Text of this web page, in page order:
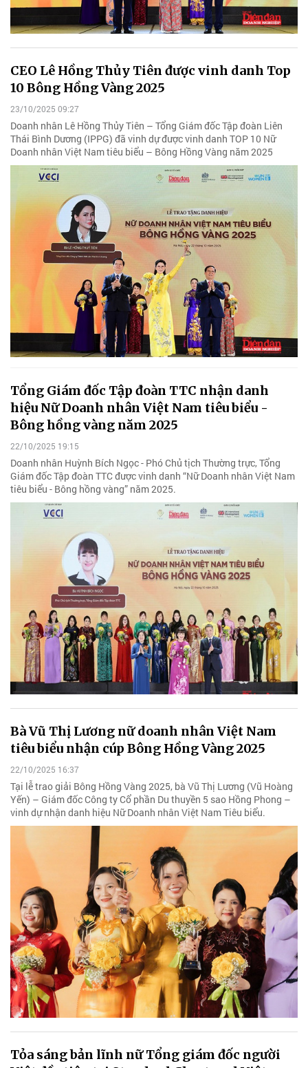
CEO Lê Hồng Thủy Tiên được vinh danh Top
10 Bông Hồng Vàng 2025
23/10/2025 09:27
Doanh nhân Lê Hồng Thủy Tiên – Tổng Giám đốc Tập đoàn Liên
Thái Bình Dương (IPPG) đã vinh dự được vinh danh TOP 10 Nữ
Doanh nhân Việt Nam tiêu biểu – Bông Hồng Vàng năm 2025
Tổng Giám đốc Tập đoàn TTC nhận danh
hiệu Nữ Doanh nhân Việt Nam tiêu biểu -
Bông hồng vàng năm 2025
22/10/2025 19:15
Doanh nhân Huỳnh Bích Ngọc - Phó Chủ tịch Thường trực, Tổng
Giám đốc Tập đoàn TTC được vinh danh “Nữ Doanh nhân Việt Nam
tiêu biểu - Bông hồng vàng” năm 2025.
Bà Vũ Thị Lương nữ doanh nhân Việt Nam
tiêu biểu nhận cúp Bông Hồng Vàng 2025
22/10/2025 16:37
Tại lễ trao giải Bông Hồng Vàng 2025, bà Vũ Thị Lương (Vũ Hoàng
Yến) – Giám đốc Công ty Cổ phần Du thuyền 5 sao Hồng Phong –
vinh dự nhận danh hiệu Nữ Doanh nhân Việt Nam Tiêu biểu.
Tỏa sáng bản lĩnh nữ Tổng giám đốc người